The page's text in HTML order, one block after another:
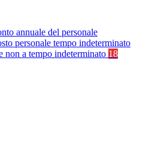
annuale del personale
personale tempo indeterminato
non a tempo indeterminato 18